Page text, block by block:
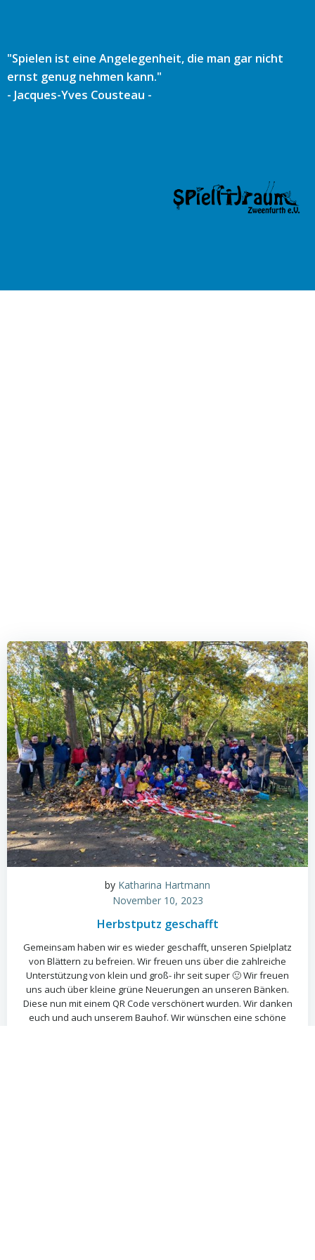
"Spielen ist eine Angelegenheit, die man gar nicht
ernst genug nehmen kann."
- Jacques-Yves Cousteau -
by Katharina Hartmann
November 10, 2023
Herbstputz geschafft
Gemeinsam haben wir es wieder geschafft, unseren Spielplatz
von Blättern zu befreien. Wir freuen uns über die zahlreiche
Unterstützung von klein und groß- ihr seit super 🙂 Wir freuen
uns auch über kleine grüne Neuerungen an unseren Bänken.
Diese nun mit einem QR Code verschönert wurden. Wir danken
euch und auch unserem Bauhof. Wir wünschen eine schöne